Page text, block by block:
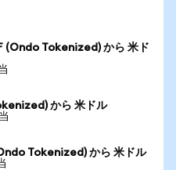
(Ondo Tokenized) から 米ド
から 米ドル
Tokenized) から 米ドル